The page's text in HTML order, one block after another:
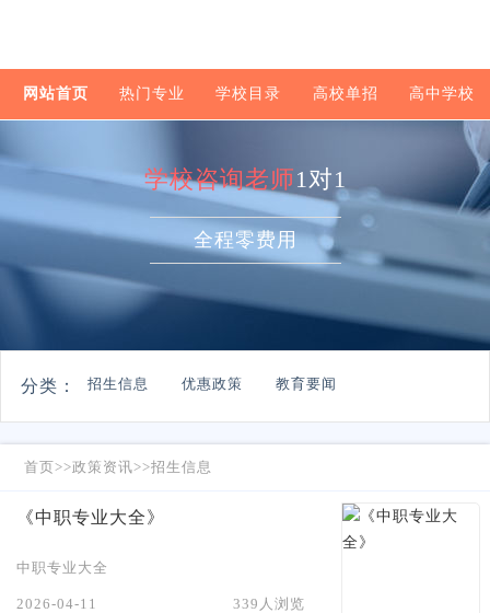
网站首页 热门专业 学校目录 高校单招 高中学校
学校咨询老师1对1
全程零费用
分类： 招生信息 优惠政策 教育要闻
首页>>政策资讯>>招生信息
《中职专业大全》
中职专业大全
2026-04-11 339人浏览